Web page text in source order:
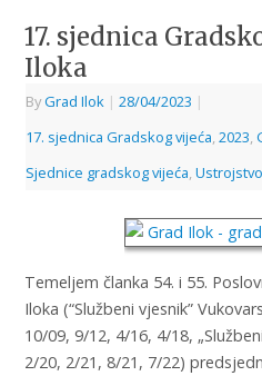
17. sjednica
Iloka
ByGrad Ilok | 28/04/2023 |
17. sjednica Gradskog vijeća, 2023,
Sjednice gradskog vijeća, Ustrojstvo
Temeljem članka 54. i 55.
Iloka (“Službeni vjesnik”
10/09, 9/12, 4/16, 4/18,
2/20, 2/21, 8/21, 7/22)